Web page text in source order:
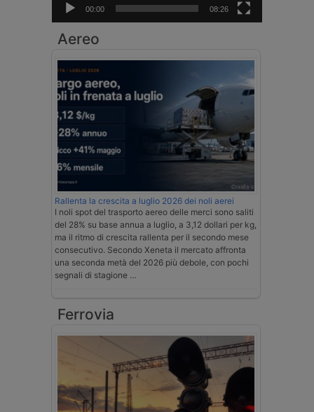
00:00 08:26
Aereo
Rallenta la crescita a luglio 2026 dei noli aerei
I noli spot del trasporto aereo delle merci sono saliti
del 28% su base annua a luglio, a 3,12 dollari per kg,
ma il ritmo di crescita rallenta per il secondo mese
consecutivo. Secondo Xeneta il mercato affronta
una seconda metà del 2026 più debole, con pochi
segnali di stagione …
Ferrovia